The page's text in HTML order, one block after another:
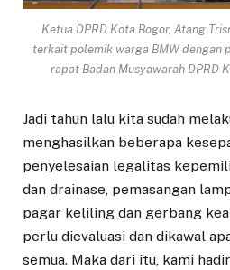
Ketua DPRD Kota Bogor, Atang
terkait polemik warga BMW dengan
rapat Badan Musyawarah DPRD
Jadi tahun lalu kita sudah
menghasilkan beberapa
penyelesaian legalitas
dan drainase, pemasangan
pagar keliling dan gerbang
perlu dievaluasi dan dikawal
semua. Maka dari itu, kami